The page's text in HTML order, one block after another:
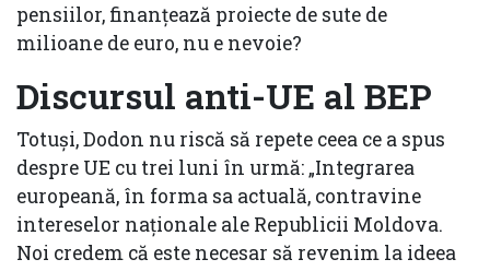
pensiilor, finanțează proiecte de sute de
milioane de euro, nu e nevoie?
Discursul anti-UE al BEP
Totuși, Dodon nu riscă să repete ceea ce a spus
despre UE cu trei luni în urmă: „Integrarea
europeană, în forma sa actuală, contravine
intereselor naționale ale Republicii Moldova.
Noi credem că este necesar să revenim la ideea